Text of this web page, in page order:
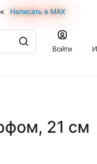
Написать в MAX
Войти
21 см